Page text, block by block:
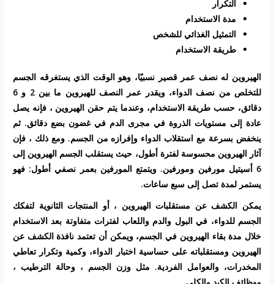
التكرار
مدة الاستخدام
التمثيل الغذائي للشخص
طريقة الاستخدام
الهيروين له نصف عمر قصير نسبيًا، وهو الوقت الذي يستغرقه الجسم
للتخلص من نصف الدواء، ويقدر عمر النصف للهيروين ما بين 2 و 6
دقائق، حسب طريقة الاستخدام، وعندما يتم حقن الهيروين ، فإنه يصل
عادة إلى مستويات الذروة في مجرى الدم في غضون بضع دقائق. ثم
ينخفض بسرعة مع استقلاب الدواء وإفرازه من الجسم. ومع ذلك ، فإن
آثار الهيروين محسوسة لفترة أطول، حيث يستقلب الجسم الهيروين إلى
6 أسيتيل مورفين ومورفين. ويتمتع المورفين بعمر نصفي أطول: فهو
يستمر لمدة تصل إلى سبع ساعات.
يمكن الكشف عن مستقلبات الهيروين ، أو المنتجات الثانوية لتفكك
الجسم للدواء، في البول والدم واللعاب لفترات متفاوتة بعد الاستخدام
خلال مدة بقاء الهيروين في الجسم، ويمكن أن تعتمد نافذة الكشف عن
الهيروين ومستقلباته على حساسية اختبار الدواء، وكمية وتكرار تعاطي
المخدرات، والعوامل الفردية. مثل وزن الجسم ، وحالة الترطيب ،